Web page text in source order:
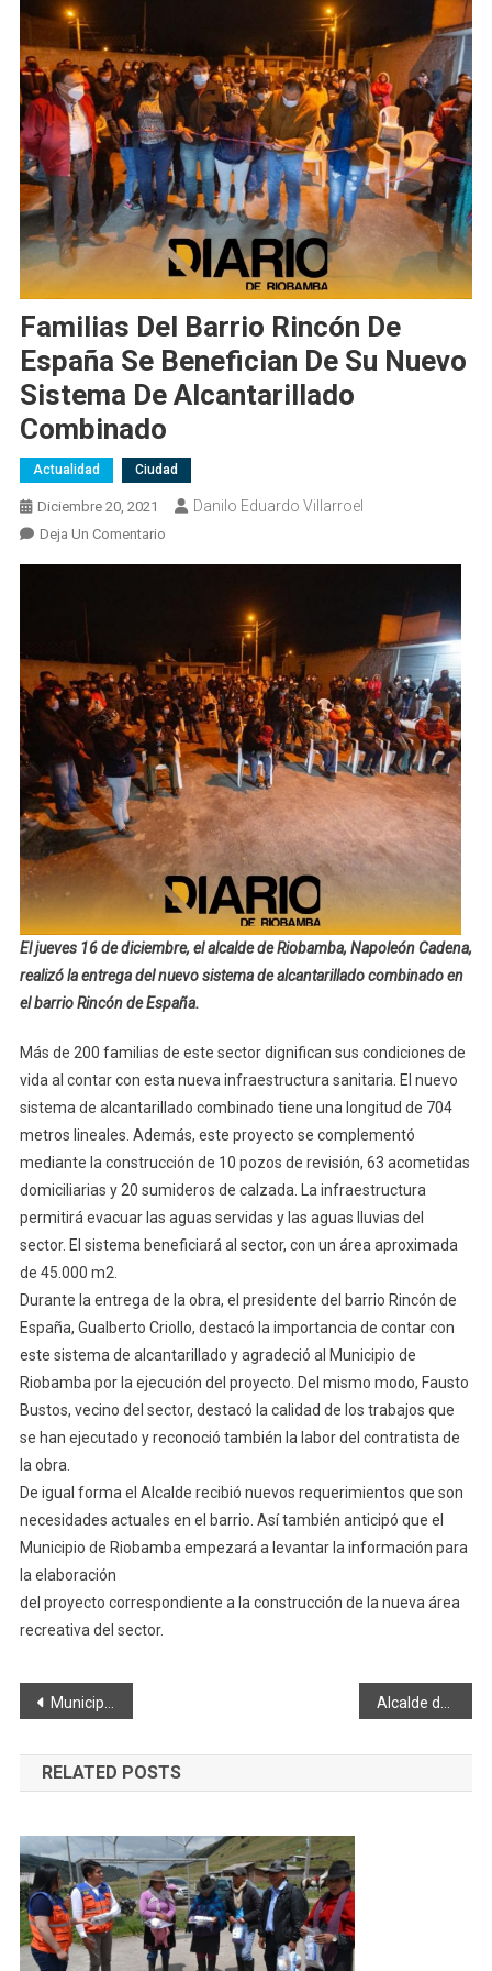
Familias Del Barrio Rincón De
España Se Benefician De Su Nuevo
Sistema De Alcantarillado
Combinado
Actualidad Ciudad
Diciembre 20, 2021 Danilo Eduardo Villarroel
Deja Un ComentarioEn
De
España
Se
Benefician
De
Su
Nuevo
Sistema
De
Alcantarillado
Combinado
El jueves 16 de diciembre, el alcalde de Riobamba, Napoleón Cadena,
realizó la entrega del nuevo sistema de alcantarillado combinado en
el barrio Rincón de España.
Más de 200 familias de este sector dignifican sus condiciones de
vida al contar con esta nueva infraestructura sanitaria. El nuevo
sistema de alcantarillado combinado tiene una longitud de 704
metros lineales. Además, este proyecto se complementó
mediante la construcción de 10 pozos de revisión, 63 acometidas
domiciliarias y 20 sumideros de calzada. La infraestructura
permitirá evacuar las aguas servidas y las aguas lluvias del
sector. El sistema beneficiará al sector, con un área aproximada
de 45.000 m2.
Durante la entrega de la obra, el presidente del barrio Rincón de
España, Gualberto Criollo, destacó la importancia de contar con
este sistema de alcantarillado y agradeció al Municipio de
Riobamba por la ejecución del proyecto. Del mismo modo, Fausto
Bustos, vecino del sector, destacó la calidad de los trabajos que
se han ejecutado y reconoció también la labor del contratista de
la obra.
De igual forma el Alcalde recibió nuevos requerimientos que son
necesidades actuales en el barrio. Así también anticipó que el
Municipio de Riobamba empezará a levantar la información para
la elaboración
del proyecto correspondiente a la construcción de la nueva área
recreativa del sector.
Navegación
de
entradas
Municipio apoya feria de fomento del Comercio Justo y Responsable
RELATED POSTS